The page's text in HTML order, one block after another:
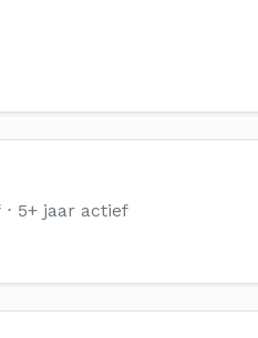
5+ jaar actief